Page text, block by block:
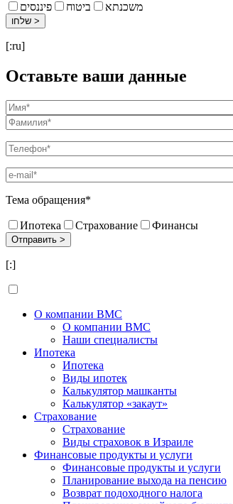
משכנתא ביטוח פיננסים
[:ru]
Оставьте ваши данные
Тема обращения*
Ипотека Страхование Финансы
[:]
О компании BMC
О компании BMC
Наши специалисты
Ипотека
Ипотека
Виды ипотек
Калькулятор машканты
Калькулятор «закаут»
Страхование
Страхование
Виды страховок в Израиле
Финансовые продукты и услуги
Финансовые продукты и услуги
Планирование выхода на пенсию
Возврат подоходного налога